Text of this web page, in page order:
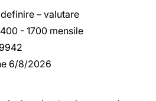
– valutare
- 1700 mensile
6/8/2026